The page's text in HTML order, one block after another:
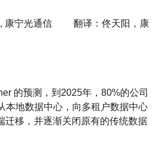
康宁光通信 翻译：佟天阳，康
的预测，到2025年，80%的公司
本地数据中心，向多租户数据中心
迁移，并逐渐关闭原有的传统数据